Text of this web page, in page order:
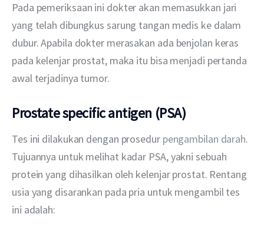
Pada pemeriksaan ini dokter akan memasukkan jari
yang telah dibungkus sarung tangan medis ke dalam
dubur. Apabila dokter merasakan ada benjolan keras
pada kelenjar prostat, maka itu bisa menjadi pertanda
awal terjadinya tumor.
Prostate specific antigen (PSA)
Tes ini dilakukan dengan prosedur pengambilan darah.
Tujuannya untuk melihat kadar PSA, yakni sebuah
protein yang dihasilkan oleh kelenjar prostat. Rentang
usia yang disarankan pada pria untuk mengambil tes
ini adalah: